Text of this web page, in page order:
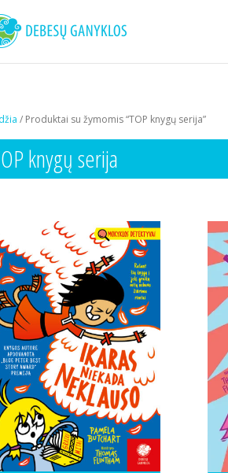
/ Produktai su žymomis “TOP knygų serija”
knygų serija